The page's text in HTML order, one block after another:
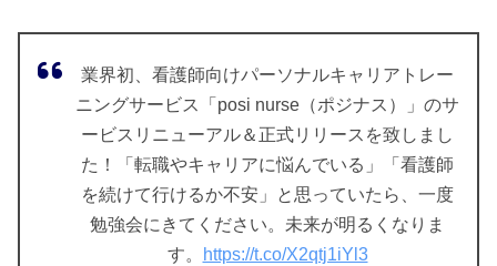
業界初、看護師向けパーソナルキャリアトレー
ニングサービス「posi nurse（ポジナス）」のサ
ービスリニューアル＆正式リリースを致しまし
た！「転職やキャリアに悩んでいる」「看護師
を続けて行けるか不安」と思っていたら、一度
勉強会にきてください。未来が明るくなりま
す。
https://t.co/X2qtj1iYl3